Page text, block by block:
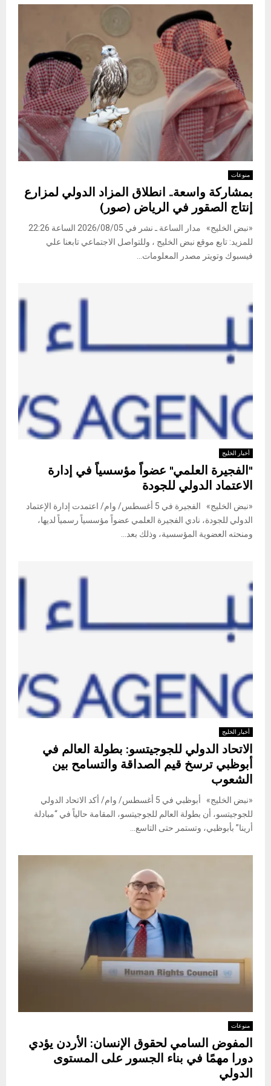
منوعات
بمشاركة واسعة.. انطلاق المزاد الدولي لمزارع
إنتاج الصقور في الرياض (صور)
«نبض الخليج» مدار الساعة ـ نشر في 2026/08/05 الساعة 22:26
للمزيد: تابع موقع نبض الخليج ، وللتواصل الاجتماعي تابعنا علي
فيسبوك وتويتر مصدر المعلومات...
أخبار الخليج
"الفجيرة العلمي" عضواً مؤسسياً في إدارة
الاعتماد الدولي للجودة
«نبض الخليج» الفجيرة في 5 أغسطس/ وام/ اعتمدت إدارة الإعتماد
الدولي للجودة، نادي الفجيرة العلمي عضواً مؤسسياً رسمياً لديها،
ومنحته العضوية المؤسسية، وذلك بعد...
أخبار الخليج
الاتحاد الدولي للجوجيتسو: بطولة العالم في
أبوظبي ترسخ قيم الصداقة والتسامح بين
الشعوب
«نبض الخليج» أبوظبي في 5 أغسطس/ وام/ أكد الاتحاد الدولي
للجوجيتسو، أن بطولة العالم للجوجيتسو، المقامة حالياً في “مبادلة
أرينا” بأبوظبي، وتستمر حتى التاسع...
منوعات
المفوض السامي لحقوق الإنسان: الأردن يؤدي
دورا مهمًا في بناء الجسور على المستوى
الدولي